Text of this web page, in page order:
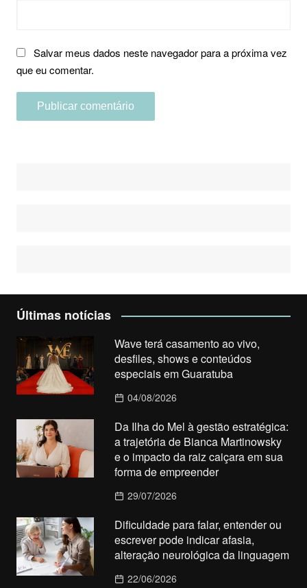
Salvar meus dados neste navegador para a próxima vez
que eu comentar.
Últimas notícias
Wave terá casamento ao vivo,
desfiles, shows e conteúdos
especiais em Guaratuba
04/08/2026
Da Ilha do Mel à gestão estratégica:
a trajetória de Bianca Martinowsky
e o impacto da raiz caiçara em sua
forma de empreender
29/07/2026
Dificuldade para falar, entender ou
escrever pode indicar afasia,
alteração neurológica da linguagem
22/06/2026